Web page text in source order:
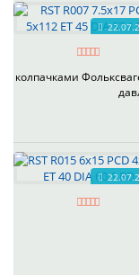
колпачками